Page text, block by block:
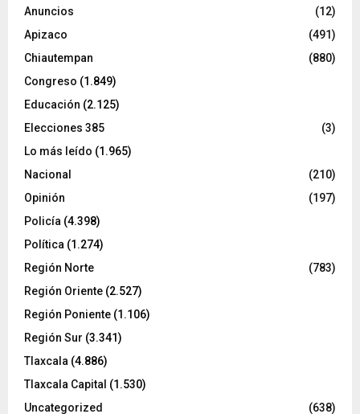
Anuncios
(12)
Apizaco
(491)
Chiautempan
(880)
Congreso (1.849)
Educación (2.125)
Elecciones 385
(3)
Lo más leído (1.965)
Nacional
(210)
Opinión
(197)
Policía (4.398)
Política (1.274)
Región Norte
(783)
Región Oriente (2.527)
Región Poniente (1.106)
Región Sur (3.341)
Tlaxcala (4.886)
Tlaxcala Capital (1.530)
Uncategorized
(638)